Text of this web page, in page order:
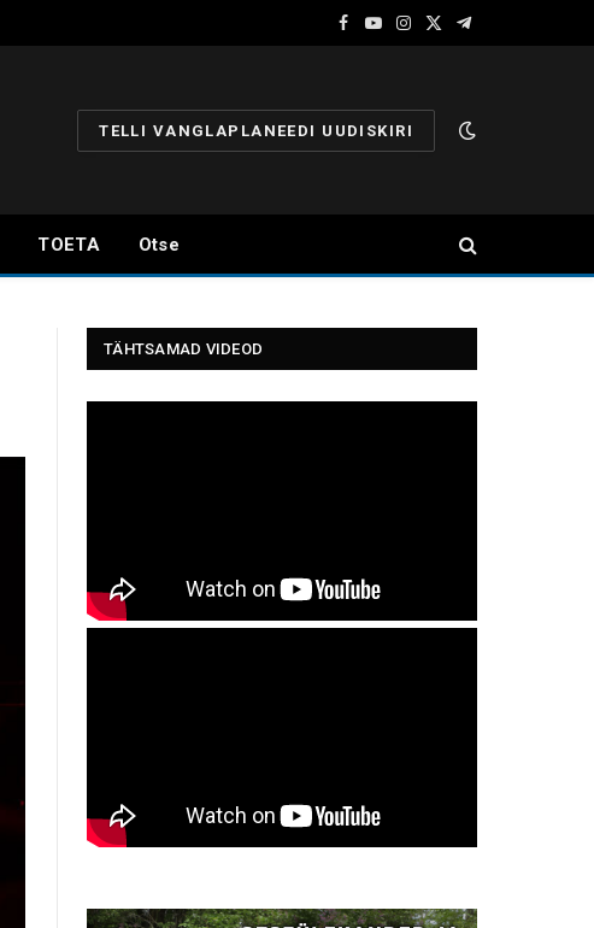
Facebook
YouTube
Instagram
X
Telegram
TELLI VANGLAPLANEEDI UUDISKIRI
TOETA Otse
TÄHTSAMAD VIDEOD